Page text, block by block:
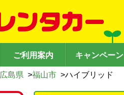
ご利用案内 キャンペーン
広島県 >福山市 >ハイブリッド